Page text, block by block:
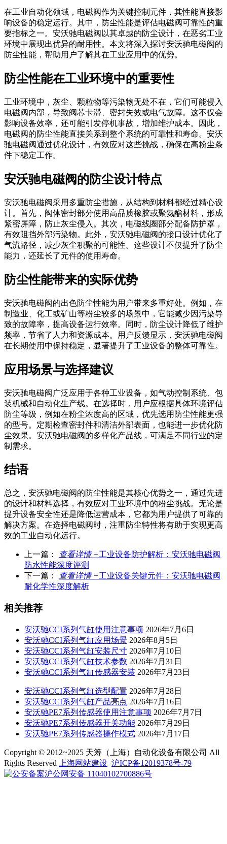
在工业自动化领域，电磁阀作为关键控制元件，其性能直接影
响设备的稳定运行。其中，防尘性能是评估电磁阀可靠性的重
要指标之一。安沃驰电磁阀以其卓越的防尘设计，在恶劣工业
环境中展现出优异的耐用性。本文将深入探讨安沃驰电磁阀的
防尘性能，帮助用户了解其在工业应用中的优势。
防尘性能在工业环境中的重要性
工业环境中，灰尘、颗粒物等污染物无处不在，它们可能侵入
电磁阀内部，导致阀芯卡滞、密封失效或电气故障。这不仅会
影响设备效率，还可能引发停机事故，增加维护成本。因此，
电磁阀的防尘性能直接关系到整个系统的可靠性和寿命。安沃
驰电磁阀通过优化设计，有效应对这些挑战，确保在高粉尘条
件下稳定工作。
安沃驰电磁阀的防尘设计特点
安沃驰电磁阀采用多重防尘措施，从结构到材料都经过精心设
计。首先，阀体密封部分使用高品质橡胶或聚氨酯材料，形成
紧密屏障，防止灰尘侵入。其次，电磁线圈部分配备防护罩，
有效阻挡外部污染物。此外，安沃驰电磁阀的接口设计优化了
气流路径，减少灰尘积聚的可能性。这些设计不仅提升了防尘
能力，还延长了元件的使用寿命。
防尘性能带来的实际优势
安沃驰电磁阀的出色防尘性能为用户带来多重好处。例如，在
制造业、化工或矿山等粉尘较多的场景中，它能减少因污染导
致的故障率，提高设备运行效率。同时，防尘设计降低了维护
频率，节省了人力和资源成本。用户反馈显示，安沃驰电磁阀
在长期使用中保持稳定，显著提升了工业设备的整体可靠性。
应用场景与选择建议
安沃驰电磁阀广泛应用于各种工业设备，如气动控制系统、包
装机械和自动化生产线。在选择时，用户应根据具体环境评估
防尘等级，例如在粉尘浓度高的区域，优先选用防尘性能更强
的型号。定期检查密封件和清洁外部表面，也能进一步优化防
尘效果。安沃驰电磁阀的多样化产品线，可满足不同行业的定
制需求。
结语
总之，安沃驰电磁阀的防尘性能是其核心优势之一，通过先进
的设计和材料选择，有效应对工业环境中的粉尘挑战。无论是
提升设备安全性还是降低运营成本，它都为用户提供了可靠的
解决方案。在选择电磁阀时，注重防尘特性将有助于实现更高
效的工业自动化运行。
上一篇： 查看详情 +工业设备防护解析：安沃驰电磁阀
防水性能深度评测
下一篇：
查看详情 +工业设备关键元件：安沃驰电磁阀
耐化学性深度解析
相关推荐
安沃驰CCI系列气缸使用注意事项 2026年7月6日
安沃驰CCI系列气缸应用场景 2026年8月5日
安沃驰CCI系列气缸安装尺寸 2026年7月10日
安沃驰CCI系列气缸技术参数 2026年7月31日
安沃驰CCI系列气缸传感器安装 2026年7月23日
安沃驰CCI系列气缸选型配置 2026年7月28日
安沃驰CCI系列气缸产品亮点 2026年7月16日
安沃驰PE7系列传感器使用注意事项 2026年7月7日
安沃驰PE7系列传感器开关功能 2026年7月29日
安沃驰PE7系列传感器操作模式 2026年7月17日
Copyright © 2012~2025 天筹（上海）自动化设备有限公司 All
Rights Reserved
上海网站建设 沪ICP备12019378号-79
沪公网安备 11040102700886号